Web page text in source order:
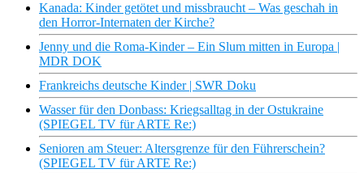
Kanada: Kinder getötet und missbraucht – Was geschah in
den Horror-Internaten der Kirche?
Jenny und die Roma-Kinder – Ein Slum mitten in Europa |
MDR DOK
Frankreichs deutsche Kinder | SWR Doku
Wasser für den Donbass: Kriegsalltag in der Ostukraine
(SPIEGEL TV für ARTE Re:)
Senioren am Steuer: Altersgrenze für den Führerschein?
(SPIEGEL TV für ARTE Re:)